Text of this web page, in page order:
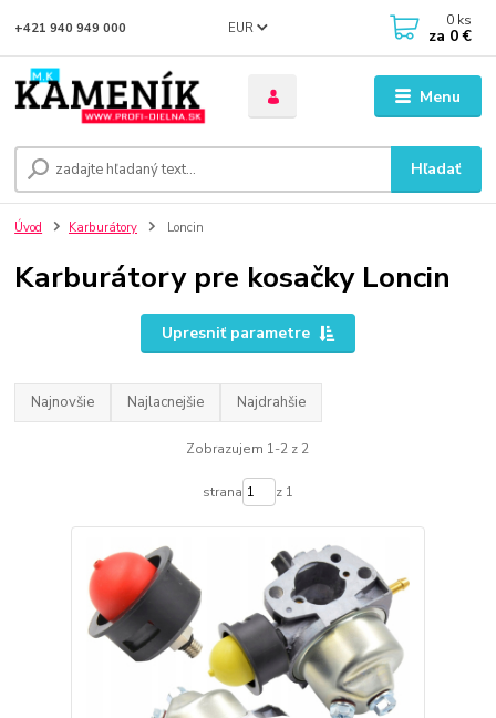
Menu
EUR
Hľadať
+421 940 949 000 0 ks
za 0 €
Úvod Karburátory Loncin
Karburátory pre kosačky Loncin
Upresniť parametre
Najnovšie Najlacnejšie Najdrahšie
Zobrazujem 1-2 z 2
strana z 1